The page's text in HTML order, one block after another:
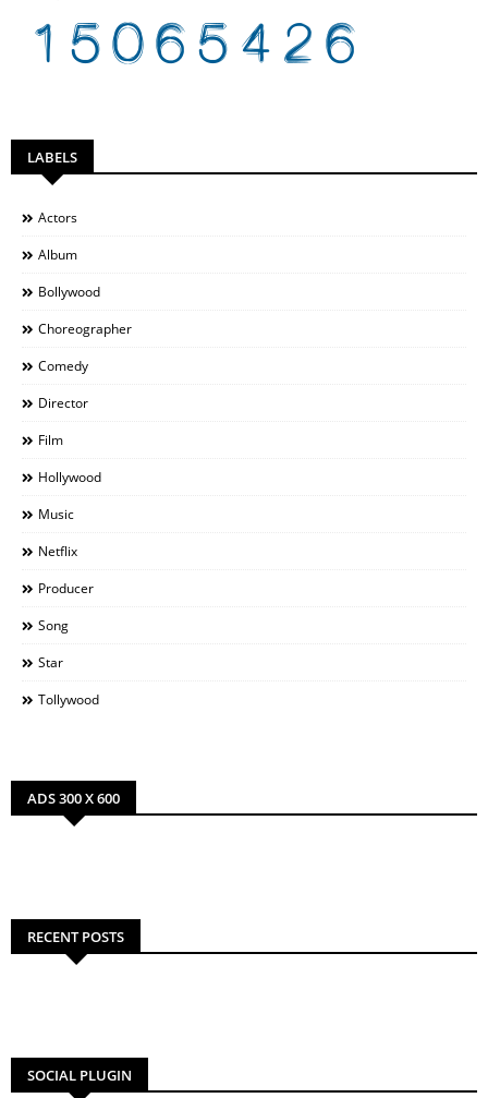
LABELS
Actors
Album
Bollywood
Choreographer
Comedy
Director
Film
Hollywood
Music
Netflix
Producer
Song
Star
Tollywood
ADS 300 X 600
RECENT POSTS
SOCIAL PLUGIN